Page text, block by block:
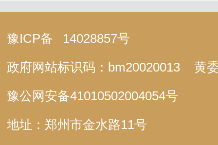
豫ICP备
14028857号
政府网站标识码：bm20020013
黄
豫公网安备41010502004054号
地址：郑州市金水路11号